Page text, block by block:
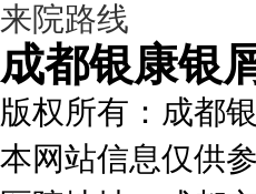
来院路线
成都银康银
版权所有：成都
本网站信息仅供